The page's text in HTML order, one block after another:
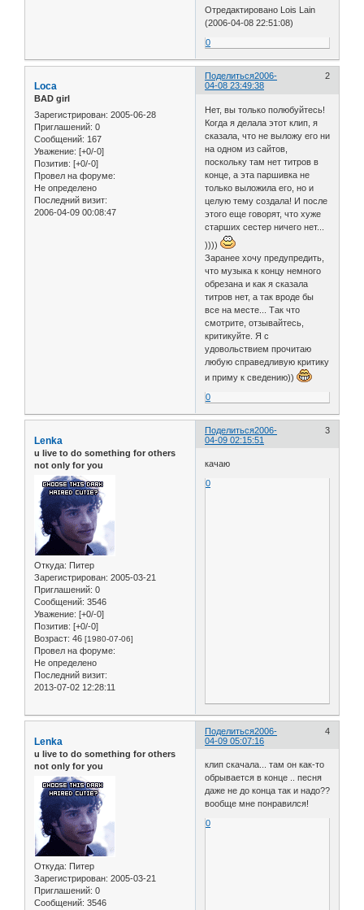
Отредактировано Lois Lain
(2006-04-08 22:51:08)
0
Поделиться 2
2006-
04-08 23:49:38
Loca
BAD girl
Зарегистрирован: 2005-06-28
Приглашений: 0
Сообщений: 167
Уважение: [+0/-0]
Позитив: [+0/-0]
Провел на форуме:
Не определено
Последний визит:
2006-04-09 00:08:47
Нет, вы только полюбуйтесь!
Когда я делала этот клип, я
сказала, что не выложу его ни
на одном из сайтов,
поскольку там нет титров в
конце, а эта паршивка не
только выложила его, но и
целую тему создала! И после
этого еще говорят, что хуже
старших сестер ничего нет...
))))
Заранее хочу предупредить,
что музыка к концу немного
обрезана и как я сказала
титров нет, а так вроде бы
все на месте... Так что
смотрите, отзывайтесь,
критикуйте. Я с
удовольствием прочитаю
любую справедливую критику
и приму к сведению))
0
Поделиться 3
2006-
04-09 02:15:51
Lenka
u live to do something for others
not only for you
Откуда: Питер
Зарегистрирован: 2005-03-21
Приглашений: 0
Сообщений: 3546
Уважение: [+0/-0]
Позитив: [+0/-0]
Возраст: 46 [1980-07-06]
Провел на форуме:
Не определено
Последний визит:
2013-07-02 12:28:11
качаю
0
Поделиться 4
2006-
04-09 05:07:16
Lenka
u live to do something for others
not only for you
Откуда: Питер
Зарегистрирован: 2005-03-21
Приглашений: 0
Сообщений: 3546
клип скачала... там он как-то
обрывается в конце .. песня
даже не до конца так и надо??
вообще мне понравился!
0